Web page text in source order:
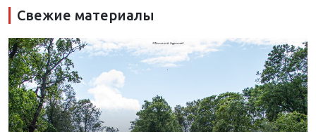
Свежие материалы